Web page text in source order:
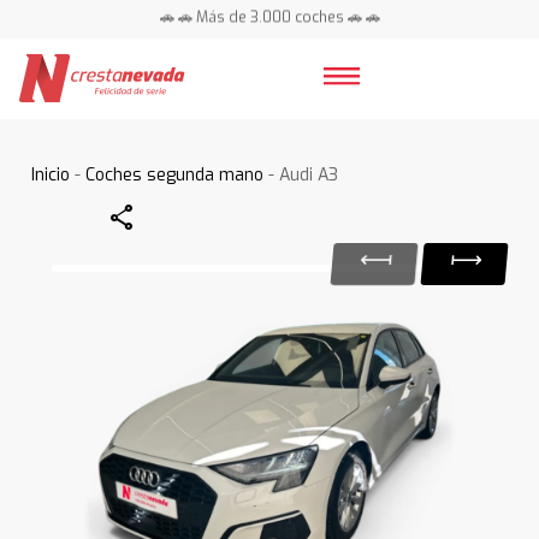
🚗 🚗 Más de 3.000 coches 🚗 🚗
Inicio -Coches segunda mano - Audi A3
Share